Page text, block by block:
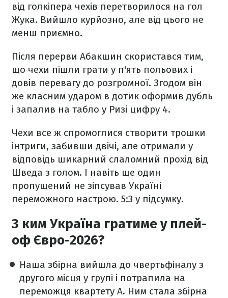
від голкіпера чехів перетворилося на гол
Жука. Вийшло курйозно, але від цього не
менш приємно.
Після перерви Абакшин скористався тим,
що чехи пішли грати у п'ять польових і
довів перевагу до розгромної. Згодом він
же класним ударом в дотик оформив дубль
і запалив на табло у Ризі цифру 4.
Чехи все ж спромоглися створити трошки
інтриги, забивши двічі, але отримали у
відповідь шикарний слаломний прохід від
Шведа з голом. І навіть ще один
пропущений не зіпсував Україні
переможного настрою. 5:3 у підсумку.
З ким Україна гратиме у плей-
оф Євро-2026?
Наша збірна вийшла до чвертьфіналу з
другого місця у групі і потрапила на
переможця квартету А. Ним стала збірна